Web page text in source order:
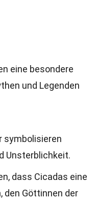
eine besondere
und Legenden
symbolisieren
Unsterblichkeit.
dass Cicadas eine
den Göttinnen der